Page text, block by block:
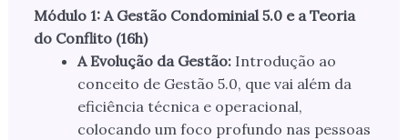
Módulo 1: A Gestão Condominial 5.0 e a Teoria
do Conflito (16h)
A Evolução da Gestão:Introdução ao
conceito de Gestão 5.0, que vai além da
eficiência técnica e operacional,
colocando um foco profundo nas pessoas